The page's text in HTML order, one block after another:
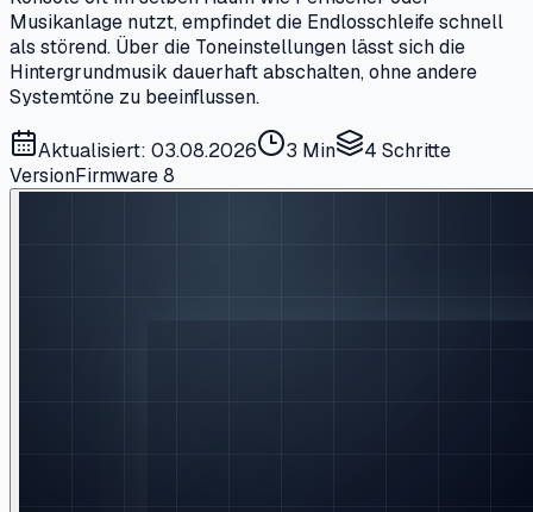
Musikanlage nutzt, empfindet die Endlosschleife schnell
als störend. Über die Toneinstellungen lässt sich die
Hintergrundmusik dauerhaft abschalten, ohne andere
Systemtöne zu beeinflussen.
Aktualisiert: 03.08.2026 3 Min 4 Schritte
VersionFirmware 8